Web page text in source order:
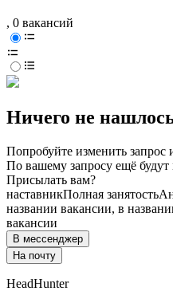
, 0 вакансий
Ничего не
Попробуйте изменить запрос
По вашему запросу ещё будут
Присылать вам?
наставникПолная занятость
названии вакансии, в
вакансии
В мессенджер
На почту
HeadHunter